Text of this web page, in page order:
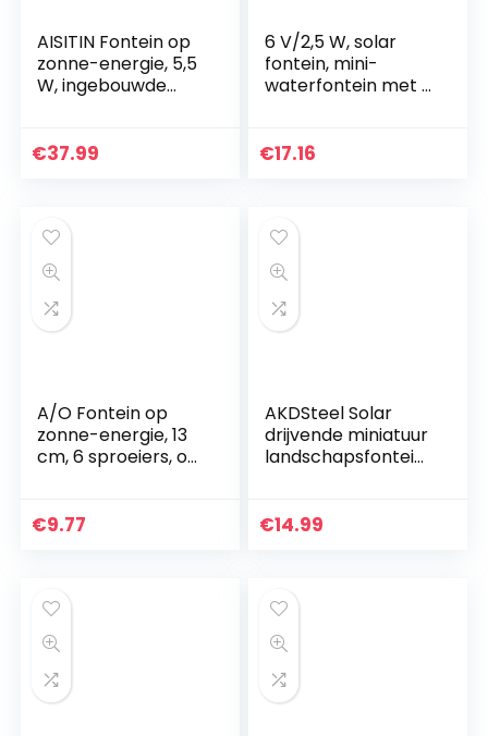
AISITIN Fontein op
zonne-energie, 5,5
W, ingebouwde
waterpomp,
vogelbad/kleine
vijver/tuin/watercir
culatie
€37.99
6 V/2,5 W, solar
fontein, mini-
waterfontein met 7
decoratie van
€17.16
A/O Fontein op
zonne-energie, 13
cm, 6 sproeiers, op
waterfonteinpanee
zwembad,
tuindecoratie
€9.77
AKDSteel Solar
drijvende miniatuur
landschapsfontein
gebruikt voor
en tuinen
€14.99